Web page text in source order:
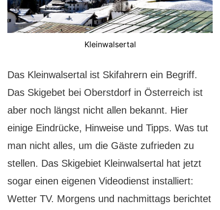
Kleinwalsertal
Das Kleinwalsertal ist Skifahrern ein Begriff.
Das Skigebet bei Oberstdorf in Österreich ist
aber noch längst nicht allen bekannt. Hier
einige Eindrücke, Hinweise und Tipps. Was tut
man nicht alles, um die Gäste zufrieden zu
stellen. Das Skigebiet Kleinwalsertal hat jetzt
sogar einen eigenen Videodienst installiert:
Wetter TV. Morgens und nachmittags berichtet